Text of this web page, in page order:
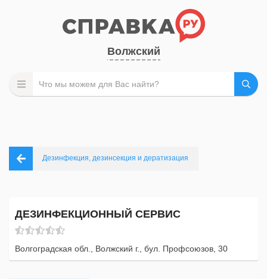
Волжский
Дезинфекция, дезинсекция и дератизация
ДЕЗИНФЕКЦИОННЫЙ СЕРВИС
Волгоградская обл., Волжский г., бул. Профсоюзов, 30